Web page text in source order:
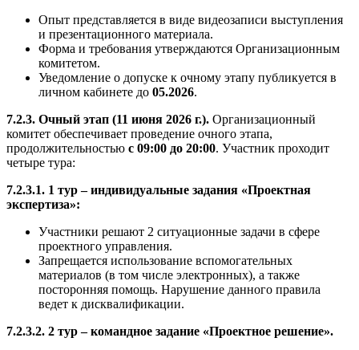
Опыт представляется в виде видеозаписи выступления
и презентационного материала.
Форма и требования утверждаются Организационным
комитетом.
Уведомление о допуске к очному этапу публикуется в
личном кабинете до 05.2026.
7.2.3. Очный этап (11 июня 2026 г.). Организационный
комитет обеспечивает проведение очного этапа,
продолжительностью с 09:00 до 20:00. Участник проходит
четыре тура:
7.2.3.1. 1 тур – индивидуальные задания «Проектная
экспертиза»:
Участники решают 2 ситуационные задачи в сфере
проектного управления.
Запрещается использование вспомогательных
материалов (в том числе электронных), а также
посторонняя помощь. Нарушение данного правила
ведет к дисквалификации.
7.2.3.2. 2 тур – командное задание «Проектное решение».